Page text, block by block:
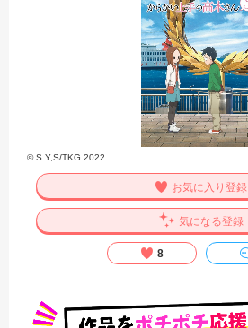
© S.Y,S/TKG 2022
お気に入り登録
気になる登録
8